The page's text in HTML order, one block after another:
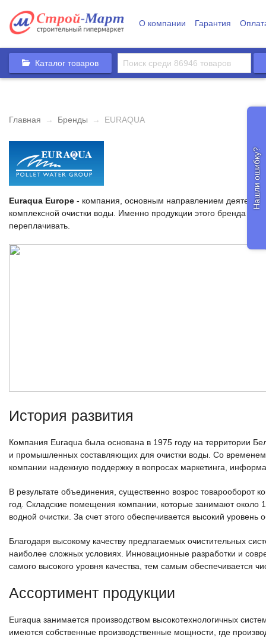
О компании Гарантия
Каталог товаров
Главная → Бренды → EURAQUA
Euraqua Europe - компания, основным направлением
комплексной очистки воды. Именно продукции этого бренда
переплачивать.
История развития
Компания Euraqua была основана в 1975 году на территории
и промышленных составляющих для очистки воды. Со
компании надежную поддержку в вопросах маркетинга,
В результате объединения, существенно возрос товарооборот
год. Складские помещения компании, которые занимают около
водной очистки. За счет этого обеспечивается высокий
Благодаря высокому качеству предлагаемых очистительных
наиболее сложных условиях. Инновационные разработки и
самого высокого уровня качества, тем самым обеспечивается
Ассортимент продукции
Euraqua занимается производством высокотехнологичных
имеются собственные производственные мощности, где
Нашли ошибку?